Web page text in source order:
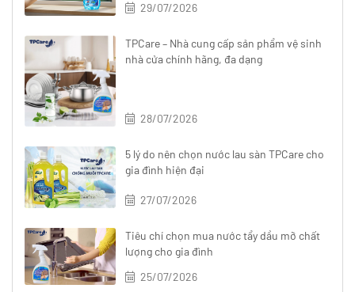
29/07/2026
TPCare – Nhà cung cấp sản phẩm vệ sinh
nhà cửa chính hãng, đa dạng
28/07/2026
5 lý do nên chọn nước lau sàn TPCare cho
gia đình hiện đại
27/07/2026
Tiêu chí chọn mua nước tẩy dầu mỡ chất
lượng cho gia đình
25/07/2026